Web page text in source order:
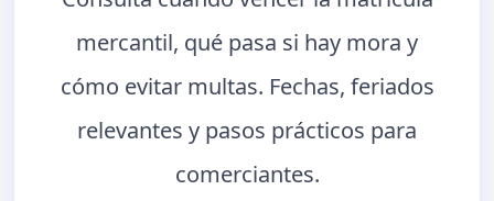
mercantil, qué pasa si hay mora y
cómo evitar multas. Fechas, feriados
relevantes y pasos prácticos para
comerciantes.